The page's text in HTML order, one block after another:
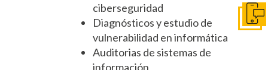
ciberseguridad
Diagnósticos y estudio de
vulnerabilidad en informática
Auditorias de sistemas de
información